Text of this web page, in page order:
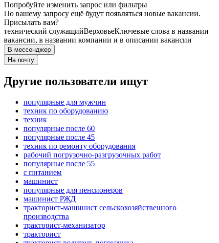
Попробуйте изменить запрос или фильтры
По вашему запросу ещё будут появляться новые вакансии.
Присылать вам?
технический служащийВерховьеКлючевые слова в названии
вакансии, в названии компании и в описании вакансии
В мессенджер
На почту
Другие пользователи ищут
популярные для мужчин
техник по оборудованию
техник
популярные после 60
популярные после 45
техник по ремонту оборудования
рабочий погрузочно-разгрузочных работ
популярные после 55
с питанием
машинист
популярные для пенсионеров
машинист РЖД
тракторист-машинист сельскохозяйственного
производства
тракторист-механизатор
тракторист